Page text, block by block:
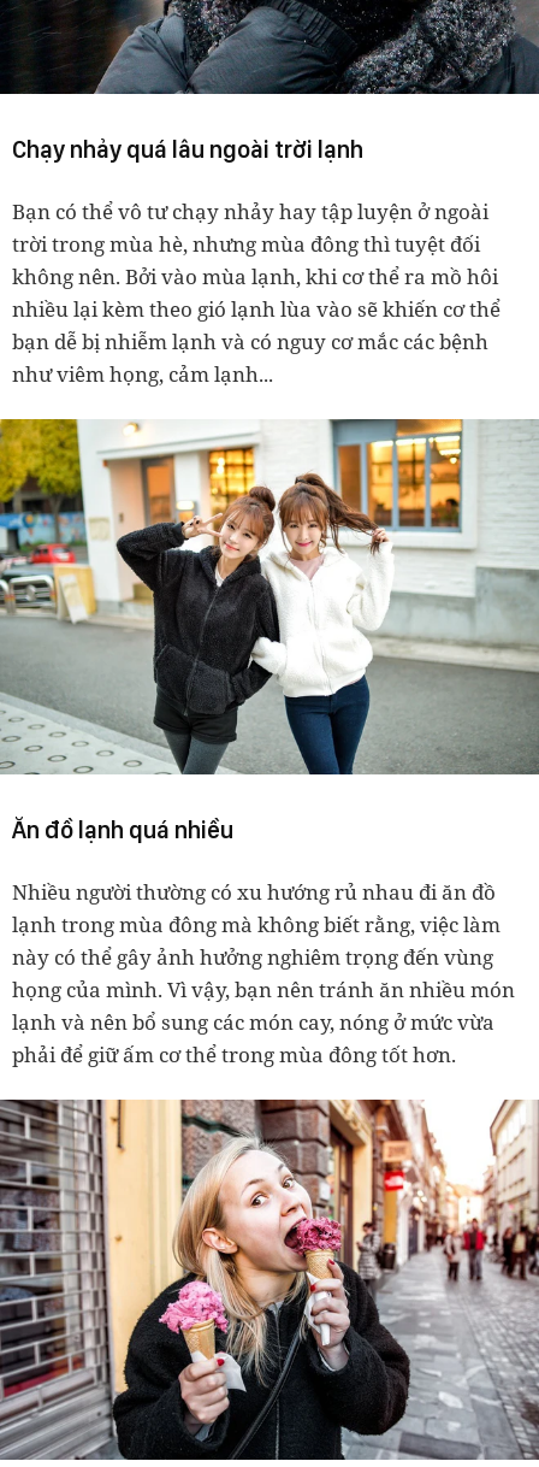
Chạy nhảy quá lâu ngoài trời lạnh
Bạn có thể vô tư chạy nhảy hay tập luyện ở ngoài
trời trong mùa hè, nhưng mùa đông thì tuyệt đối
không nên. Bởi vào mùa lạnh, khi cơ thể ra mồ hôi
nhiều lại kèm theo gió lạnh lùa vào sẽ khiến cơ thể
bạn dễ bị nhiễm lạnh và có nguy cơ mắc các bệnh
như viêm họng, cảm lạnh...
Ăn đồ lạnh quá nhiều
Nhiều người thường có xu hướng rủ nhau đi ăn đồ
lạnh trong mùa đông mà không biết rằng, việc làm
này có thể gây ảnh hưởng nghiêm trọng đến vùng
họng của mình. Vì vậy, bạn nên tránh ăn nhiều món
lạnh và nên bổ sung các món cay, nóng ở mức vừa
phải để giữ ấm cơ thể trong mùa đông tốt hơn.